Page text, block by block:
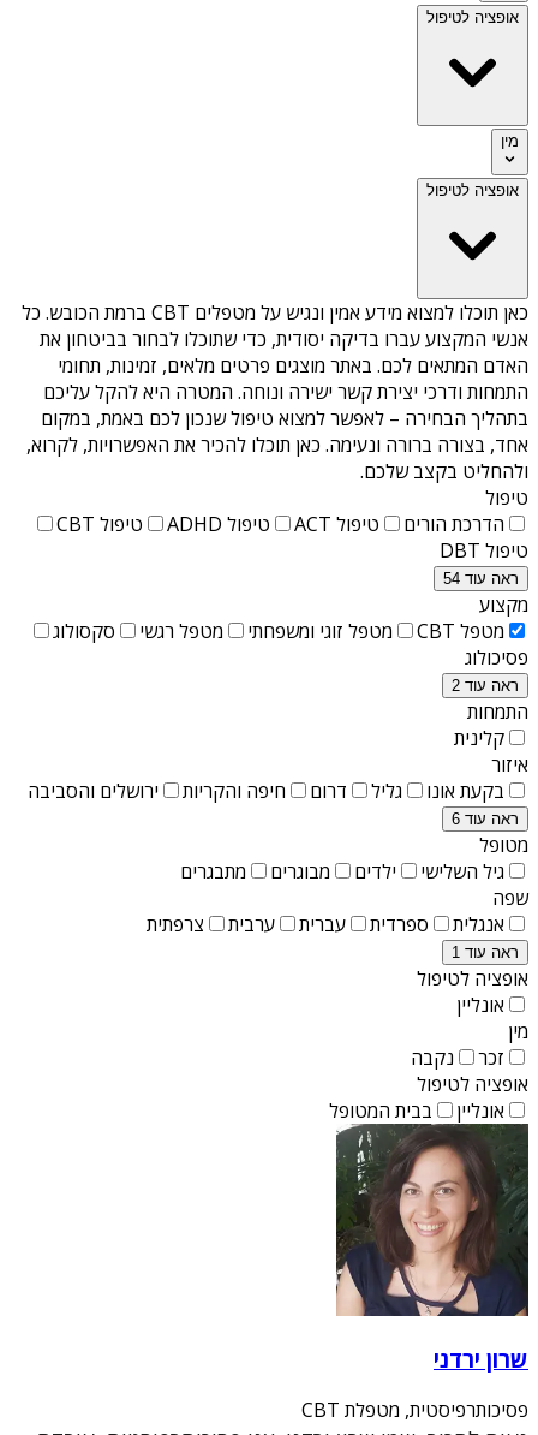
אופציה לטיפול
מין
אופציה לטיפול
כאן תוכלו למצוא מידע אמין ונגיש על מטפלים CBT ברמת הכובש
. כל
אנשי המקצוע עברו בדיקה יסודית, כדי שתוכלו לבחור בביטחון את
האדם המתאים לכם. באתר מוצגים פרטים מלאים, זמינות, תחומי
התמחות ודרכי יצירת קשר ישירה ונוחה. המטרה היא להקל עליכם
בתהליך הבחירה – לאפשר למצוא טיפול שנכון לכם באמת, במקום
אחד, בצורה ברורה ונעימה. כאן תוכלו להכיר את האפשרויות, לקרוא,
ולהחליט בקצב שלכם.
טיפול
הדרכת הורים
טיפול ACT טיפול ADHD
טיפול CBT
טיפול DBT
ראה עוד 54
מקצוע
מטפל CBT
מטפל זוגי ומשפחתי מטפל רגשי
סקסולוג
פסיכולוג
ראה עוד 2
התמחות
קלינית
איזור
בקעת אונו
גליל דרום חיפה והקריות ירושלים והסביבה
ראה עוד 6
מטופל
גיל השלישי
ילדים מבוגרים
מתבגרים
שפה
אנגלית
ספרדית עברית ערבית צרפתית
ראה עוד 1
אופציה לטיפול
אונליין
מין
זכר
נקבה
אופציה לטיפול
אונליין
בבית המטופל
שרון ירדני
פסיכותרפיסטית, מטפלת CBT